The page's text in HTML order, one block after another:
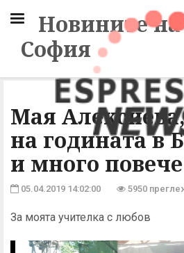
Новините на
София
Мая
на годината в
и много повече
05.04.2019 14:02:00 5950
За моята учителка с любов